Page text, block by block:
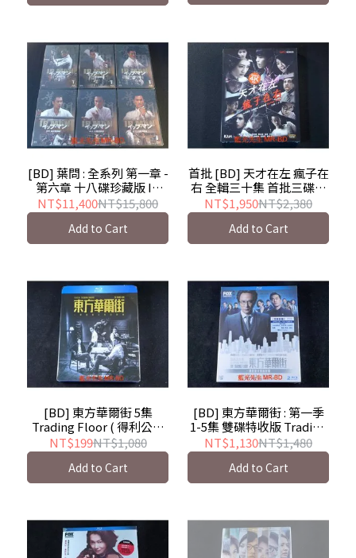
[BD] 葉問 : 全系列 第一章 -
第六章 十八碟珍藏版 Ip
Man
NT$11,400NT$15,800
Add to Cart
首批 [BD] 天才在左 瘋子在
右 全輯三十集 首批三碟限
量簽名版 - 首部香港4K網
劇 Alpha Beta BD-50G
NT$1,950NT$2,380
Add to Cart
[BD] 東方華爾街 5集
Trading Floor ( 得利公司
貨 )
NT$199NT$1,080
Add to Cart
[BD] 東方華爾街 : 第一季
1-5集 雙碟特收版 Trading
Floor (2BD)
NT$1,130NT$1,480
Add to Cart